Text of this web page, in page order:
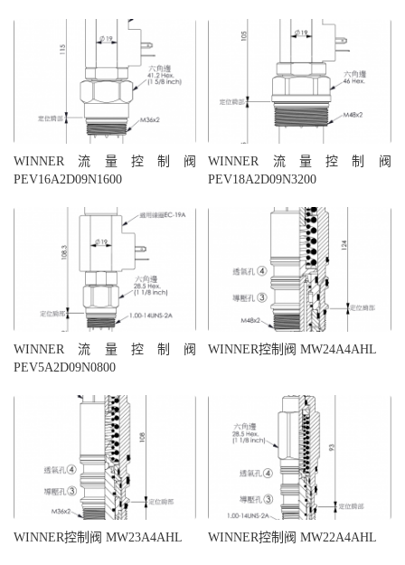
WINNER流量控制阀
PEV16A2D09N1600
WINNER流量控制阀
PEV18A2D09N3200
WINNER流量控制阀
PEV5A2D09N0800
WINNER控制阀 MW24A4AHL
WINNER控制阀 MW23A4AHL WINNER控制阀 MW22A4AHL